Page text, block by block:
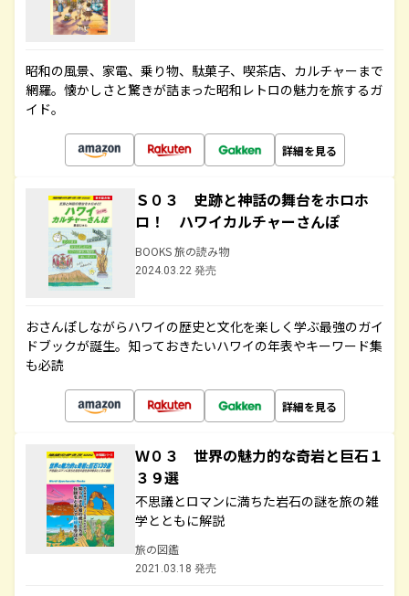
昭和の風景、家電、乗り物、駄菓子、喫茶店、カルチャーまで
網羅。懐かしさと驚きが詰まった昭和レトロの魅力を旅するガ
イド。
詳細を見る
Ｓ０３ 史跡と神話の舞台をホロホ
ロ！ ハワイカルチャーさんぽ
BOOKS 旅の読み物
2024.03.22 発売
おさんぽしながらハワイの歴史と文化を楽しく学ぶ最強のガイ
ドブックが誕生。知っておきたいハワイの年表やキーワード集
も必読
詳細を見る
Ｗ０３ 世界の魅力的な奇岩と巨石１
３９選
不思議とロマンに満ちた岩石の謎を旅の雑
学とともに解説
旅の図鑑
2021.03.18 発売